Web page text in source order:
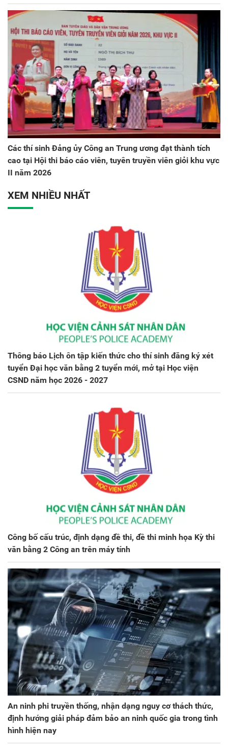
Các thí sinh Đảng ủy Công an Trung ương đạt thành tích
cao tại Hội thi báo cáo viên, tuyên truyền viên giỏi khu vực
II năm 2026
XEM NHIỀU NHẤT
Thông báo Lịch ôn tập kiến thức cho thí sinh đăng ký xét
tuyển Đại học văn bằng 2 tuyển mới, mở tại Học viện
CSND năm học 2026 - 2027
Công bố cấu trúc, định dạng đề thi, đề thi minh họa Kỳ thi
văn bằng 2 Công an trên máy tính
An ninh phi truyền thống, nhận dạng nguy cơ thách thức,
định hướng giải pháp đảm bảo an ninh quốc gia trong tình
hình hiện nay